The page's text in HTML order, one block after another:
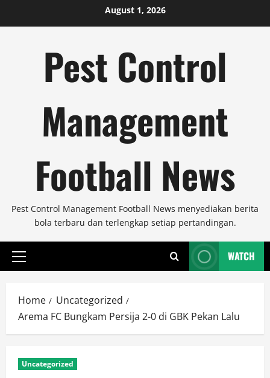
to
August 1, 2026
Pest Control
Management
Football News
Pest Control Management Football News menyediakan berita
bola terbaru dan terlengkap setiap pertandingan.
Primary
WATCH
Home
Uncategorized
Arema FC Bungkam Persija 2-0 di GBK Pekan Lalu
Uncategorized